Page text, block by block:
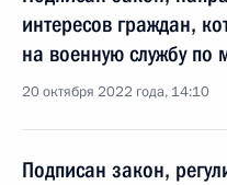
интересов граждан,
на военную службу по
20 октября 2022 года, 14:10
Подписан закон,